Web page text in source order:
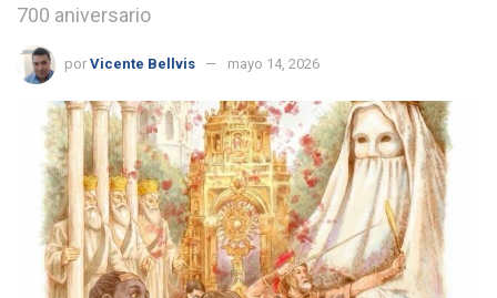
700 aniversario
por Vicente Bellvis mayo 14, 2026